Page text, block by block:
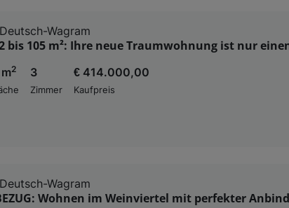
Wagram
bis 105 m²: Ihre neue Traumwohnung ist nur
2
3
Zimmer
€ 414.000,00
Kaufpreis
Wagram
Wohnen im Weinviertel mit perfekter